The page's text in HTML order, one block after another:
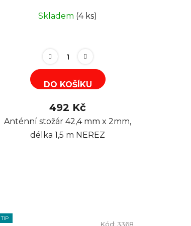
Skladem (4 ks)
DO KOŠÍKU
492 Kč
Anténní stožár 42,4 mm x 2mm,
délka 1,5 m NEREZ
TIP
Kód: 3368